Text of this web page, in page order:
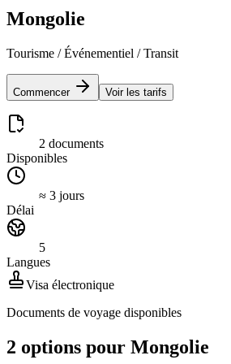
Mongolie
Tourisme / Événementiel / Transit
Commencer Voir les tarifs
2 documents
Disponibles
≈ 3 jours
Délai
5
Langues
Visa électronique
Documents de voyage disponibles
2 options pour Mongolie